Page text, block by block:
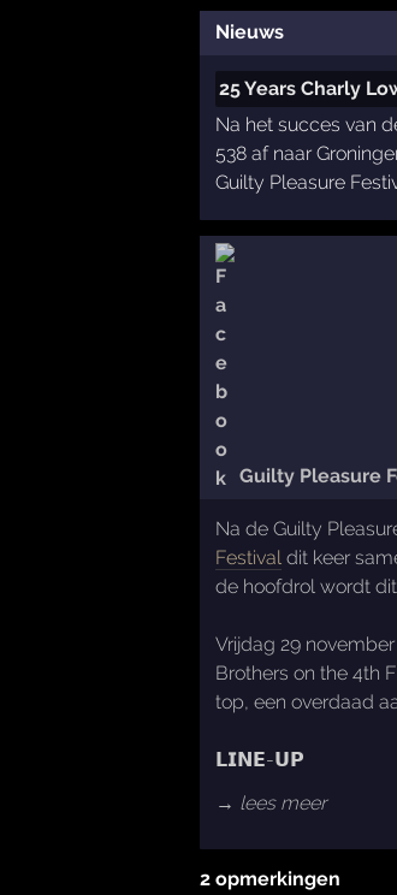
Nieuws
25 Years Charly
Na het succes van
538 af naar
Guilty Pleasure
Guilty Pleasure
Na de Guilty
Festival dit keer
de hoofdrol wordt
Vrijdag 29
Brothers on the 4th
top, een overdaad
𝗟𝗜𝗡𝗘-𝗨𝗣
→ lees meer
2 opmerkingen